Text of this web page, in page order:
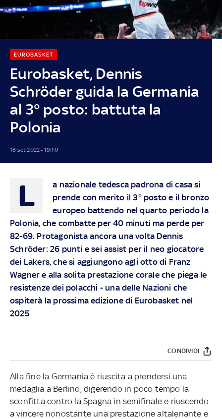
Eurobasket, Dennis
Schröder guida la Germania
al 3° posto: battuta la
Polonia
EUROBASKET
18 set 2022 - 19:10
L
a nazionale tedesca padrona di casa si
prende con merito il 3° posto e il bronzo
europeo battendo nel quarto periodo la
Polonia, che combatte per 40 minuti ma perde per
82-69. Protagonista ancora una volta Dennis
Schröder: 26 punti e sei assist per il neo giocatore
dei Lakers, che si aggiungono agli otto di Franz
Wagner e alla solita prestazione corale che piega le
resistenze dei polacchi - una delle Nazioni che
ospiterà la prossima edizione di Eurobasket nel
2025
CONDIVIDI
Alla fine la Germania è riuscita a prendersi una
medaglia a Berlino, digerendo in poco tempo la
sconfitta contro la Spagna in semifinale e riuscendo
a vincere nonostante una prestazione altalenante e